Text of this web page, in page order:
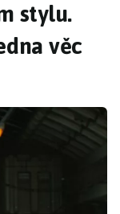
stylu.
věc